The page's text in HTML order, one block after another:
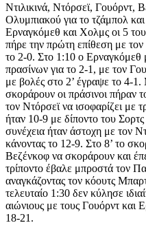
Ντιλικινά, Ντόρσεϊ, Γουόρντ,
Ολυμπιακού για το τζάμπολ
Ερναγκόμεθ και Χολμς οι 5
πήρε την πρώτη επίθεση με τον
το 2-0. Στο 1:10 ο Ερναγκόμεθ
πρασίνων για το 2-1, με τον
με βολές στο 2’ έγραψε το 4-
σκοράρουν οι πράσινοι πήραν
τον Ντόρσεϊ να ισοφαρίζει με
ήταν 10-9 με δίποντο του
συνέχεια ήταν άστοχη με τον
κάνοντας το 12-9. Στο 8’ το
Βεζένκοφ να σκοράρουν και
τρίποντο έβαλε μπροστά τον
αναγκάζοντας τον κόουτς
τελευταίο 1:30 δεν κύλησε
αιώνιους με τους Γουόρντ και
18-21.